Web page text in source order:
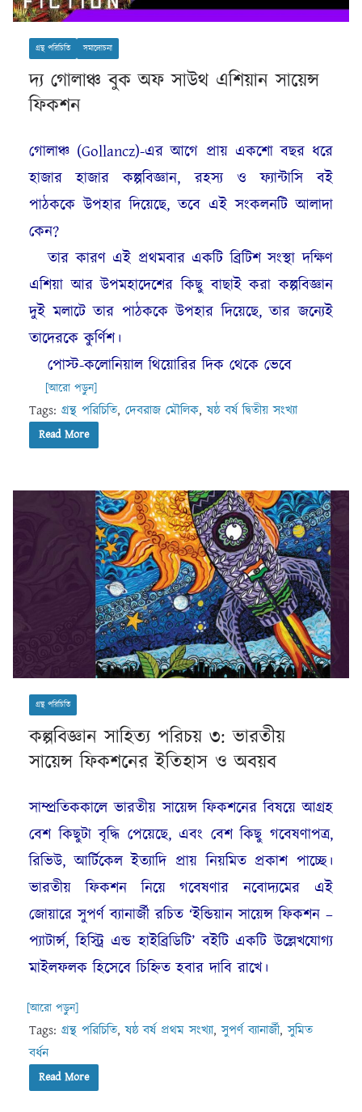
গ্রন্থ পরিচিতি সমালোচনা
দ্য গোলাঞ্চ বুক অফ সাউথ এশিয়ান সায়েন্স
ফিকশন
গোলাঞ্চ (Gollancz)-এর আগে প্রায় একশো বছর ধরে
হাজার হাজার কল্পবিজ্ঞান, রহস্য ও ফ্যান্টাসি বই
পাঠককে উপহার দিয়েছে, তবে এই সংকলনটি আলাদা
কেন?
তার কারণ এই প্রথমবার একটি ব্রিটিশ সংস্থা দক্ষিণ
এশিয়া আর উপমহাদেশের কিছু বাছাই করা কল্পবিজ্ঞান
দুই মলাটে তার পাঠককে উপহার দিয়েছে, তার জন্যেই
তাদেরকে কুর্ণিশ।
পোস্ট-কলোনিয়াল থিয়োরির দিক থেকে ভেবে
[আরো পড়ুন]
Tags: গ্রন্থ পরিচিতি, দেবরাজ মৌলিক,ষষ্ঠ বর্ষ দ্বিতীয় সংখ্যা
Read More
গ্রন্থ পরিচিতি
কল্পবিজ্ঞান সাহিত্য পরিচয় ৩: ভারতীয়
সায়েন্স ফিকশনের ইতিহাস ও অবয়ব
সাম্প্রতিককালে ভারতীয় সায়েন্স ফিকশনের বিষয়ে আগ্রহ
বেশ কিছুটা বৃদ্ধি পেয়েছে, এবং বেশ কিছু গবেষণাপত্র,
রিভিউ, আর্টিকেল ইত্যাদি প্রায় নিয়মিত প্রকাশ পাচ্ছে।
ভারতীয় ফিকশন নিয়ে গবেষণার নবোদ্যমের এই
জোয়ারে সুপর্ণ ব্যানার্জী রচিত ‘ইন্ডিয়ান সায়েন্স ফিকশন –
প্যাটার্ন্স, হিস্ট্রি এন্ড হাইব্রিডিটি’ বইটি একটি উল্লেখযোগ্য
মাইলফলক হিসেবে চিহ্নিত হবার দাবি রাখে।
[আরো পড়ুন]
Tags: গ্রন্থ পরিচিতি,ষষ্ঠ বর্ষ প্রথম সংখ্যা,সুপর্ণ ব্যানার্জী,সুমিত
বর্ধন
Read More